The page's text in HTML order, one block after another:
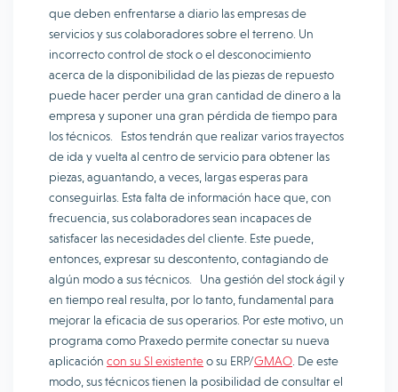
que deben enfrentarse a diario las empresas de
servicios y sus colaboradores sobre el terreno. Un
incorrecto control de stock o el desconocimiento
acerca de la disponibilidad de las piezas de repuesto
puede hacer perder una gran cantidad de dinero a la
empresa y suponer una gran pérdida de tiempo para
los técnicos. Estos tendrán que realizar varios trayectos
de ida y vuelta al centro de servicio para obtener las
piezas, aguantando, a veces, largas esperas para
conseguirlas. Esta falta de información hace que, con
frecuencia, sus colaboradores sean incapaces de
satisfacer las necesidades del cliente. Este puede,
entonces, expresar su descontento, contagiando de
algún modo a sus técnicos. Una gestión del stock ágil y
en tiempo real resulta, por lo tanto, fundamental para
mejorar la eficacia de sus operarios. Por este motivo, un
programa como Praxedo permite conectar su nueva
aplicación con su SI existenteo su ERP/GMAO . De este
modo, sus técnicos tienen la posibilidad de consultar el